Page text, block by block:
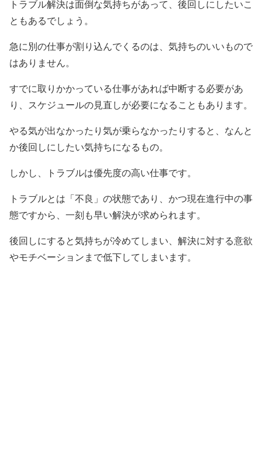
トラブル解決は面倒な気持ちがあって、後回しにしたいこ
ともあるでしょう。
急に別の仕事が割り込んでくるのは、気持ちのいいもので
はありません。
すでに取りかかっている仕事があれば中断する必要があ
り、スケジュールの見直しが必要になることもあります。
やる気が出なかったり気が乗らなかったりすると、なんと
か後回しにしたい気持ちになるもの。
しかし、トラブルは優先度の高い仕事です。
トラブルとは「不良」の状態であり、かつ現在進行中の事
態ですから、一刻も早い解決が求められます。
後回しにすると気持ちが冷めてしまい、解決に対する意欲
やモチベーションまで低下してしまいます。